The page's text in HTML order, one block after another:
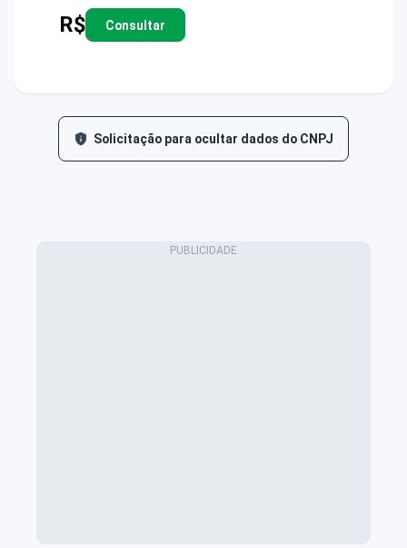
R$ Consultar
Solicitação para ocultar dados do CNPJ